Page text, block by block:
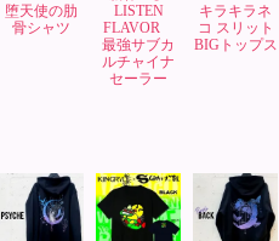
堕天使の肋
骨シャツ
LISTEN
FLAVOR
最強サブカ
ルチャイナ
セーラー
キラキラネ
コ スリット
BIGトップス